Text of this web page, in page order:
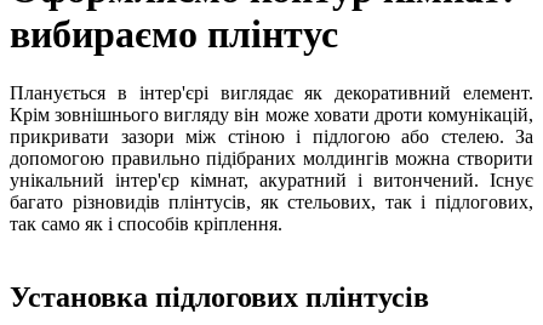
вибираємо плінтус
Планується в інтер'єрі виглядає як декоративний елемент.
Крім зовнішнього вигляду він може ховати дроти комунікацій,
прикривати зазори між стіною і підлогою або стелею. За
допомогою правильно підібраних молдингів можна створити
унікальний інтер'єр кімнат, акуратний і витончений. Існує
багато різновидів плінтусів, як стельових, так і підлогових,
так само як і способів кріплення.
Установка підлогових плінтусів